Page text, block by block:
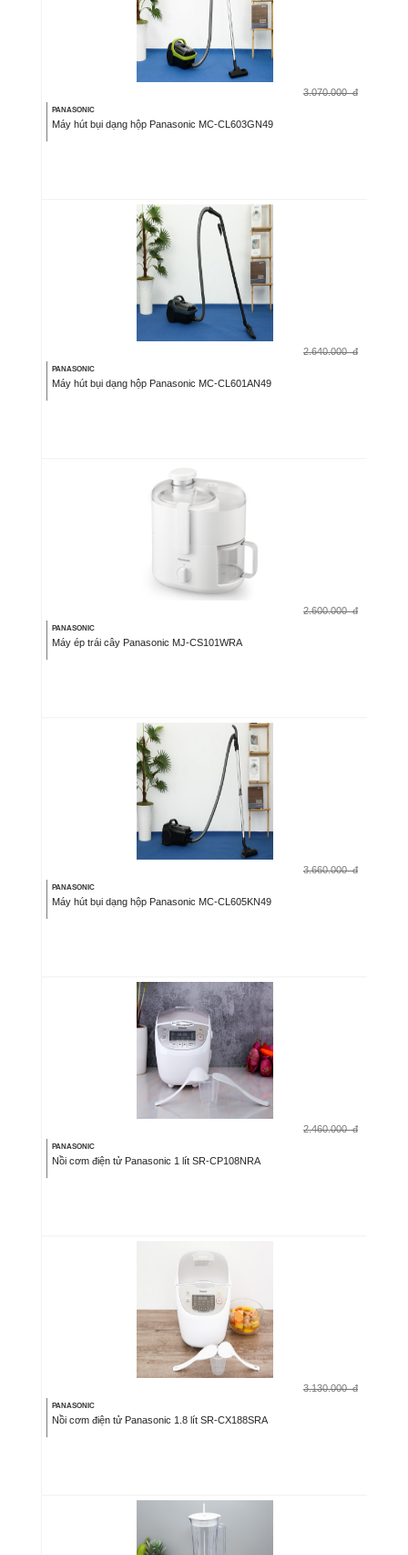
3.070.000 đ
PANASONIC
Máy hút bụi dạng hộp Panasonic MC-CL603GN49
2.640.000 đ
PANASONIC
Máy hút bụi dạng hộp Panasonic MC-CL601AN49
2.600.000 đ
PANASONIC
Máy ép trái cây Panasonic MJ-CS101WRA
3.660.000 đ
PANASONIC
Máy hút bụi dạng hộp Panasonic MC-CL605KN49
2.460.000 đ
PANASONIC
Nồi cơm điện tử Panasonic 1 lít SR-CP108NRA
3.130.000 đ
PANASONIC
Nồi cơm điện tử Panasonic 1.8 lít SR-CX188SRA